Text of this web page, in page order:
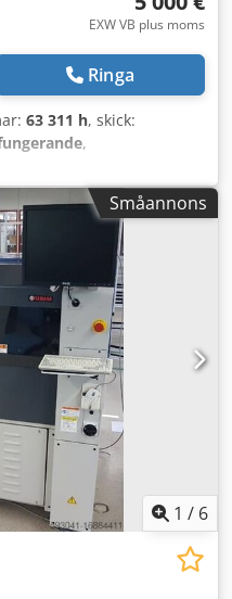
EXW VB plus moms
Ringa
63 311 h, skick:
,
Hef Aof
Småannons
1 / 6